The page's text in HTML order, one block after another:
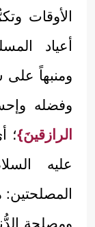
الأوقات
أعياد
ومنبهاً
وفضله
الرازقينَ}؛
عليه
المصلحتين:
ومصلحة